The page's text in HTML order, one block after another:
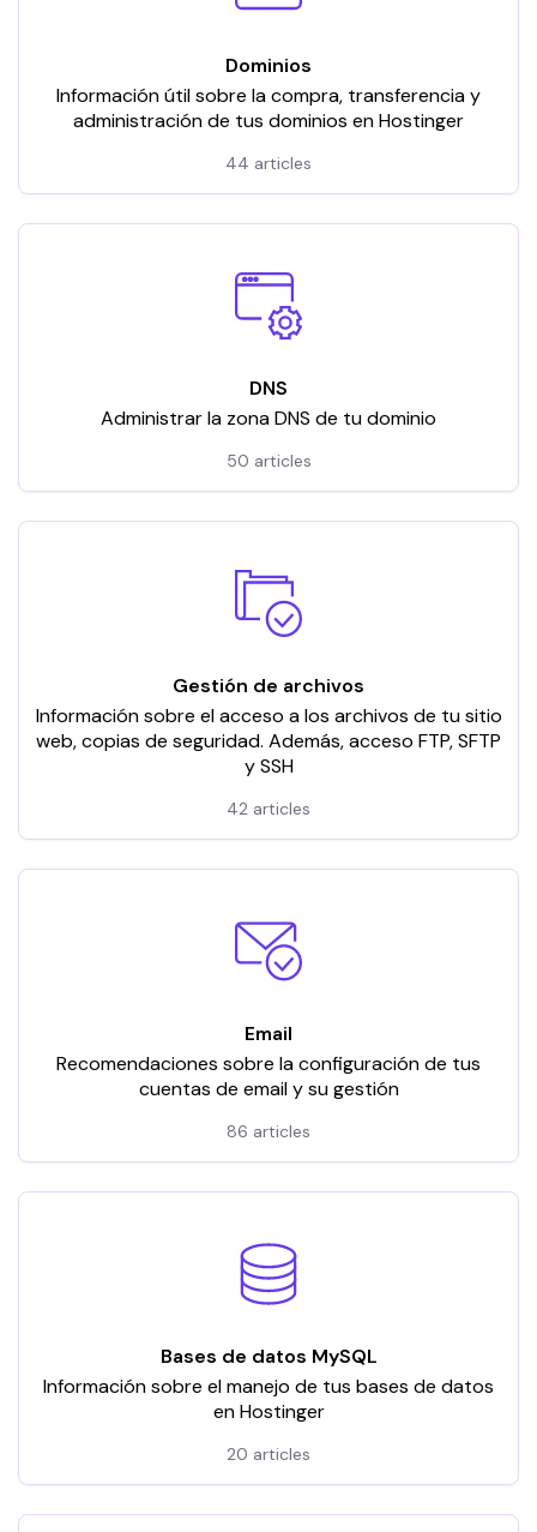
Dominios
Información útil sobre la compra, transferencia y
administración de tus dominios en Hostinger
44 articles
DNS
Administrar la zona DNS de tu dominio
50 articles
Gestión de archivos
Información sobre el acceso a los archivos de tu sitio
web, copias de seguridad. Además, acceso FTP, SFTP
y SSH
42 articles
Email
Recomendaciones sobre la configuración de tus
cuentas de email y su gestión
86 articles
Bases de datos MySQL
Información sobre el manejo de tus bases de datos
en Hostinger
20 articles